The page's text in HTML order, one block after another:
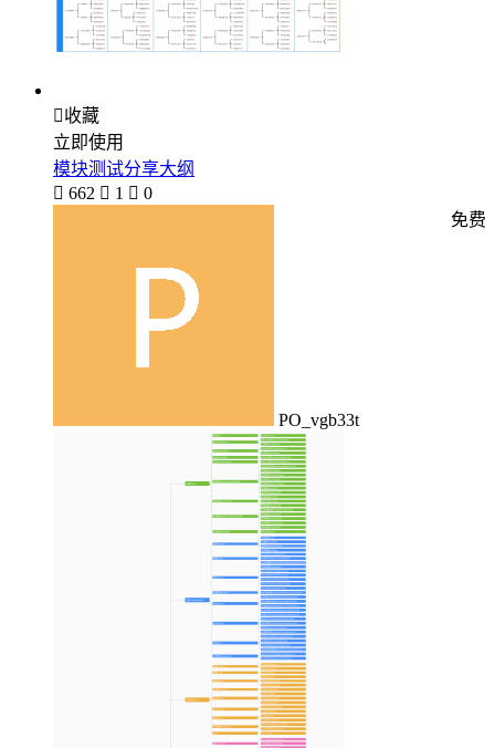
收藏
立即使用
模块测试分享大纲
 662  1  0
PO_vgb33t
免费